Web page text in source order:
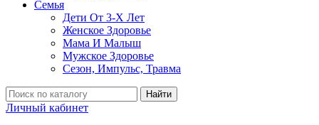
Семья
Дети От 3-Х Лет
Женское Здоровье
Мама И Малыш
Мужское Здоровье
Сезон, Импульс, Травма
Найти
Личный кабинет